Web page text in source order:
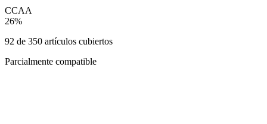
CCAA
26%
92 de 350 artículos cubiertos
Parcialmente compatible